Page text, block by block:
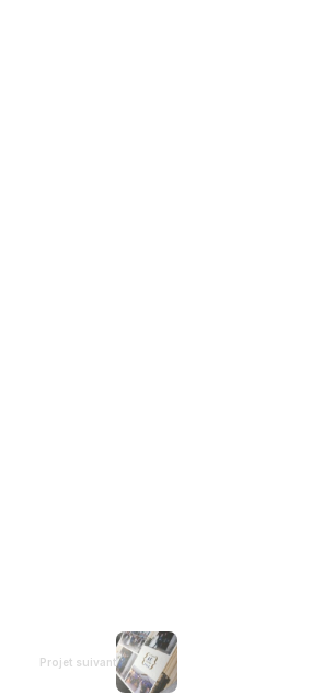
Projet suivant